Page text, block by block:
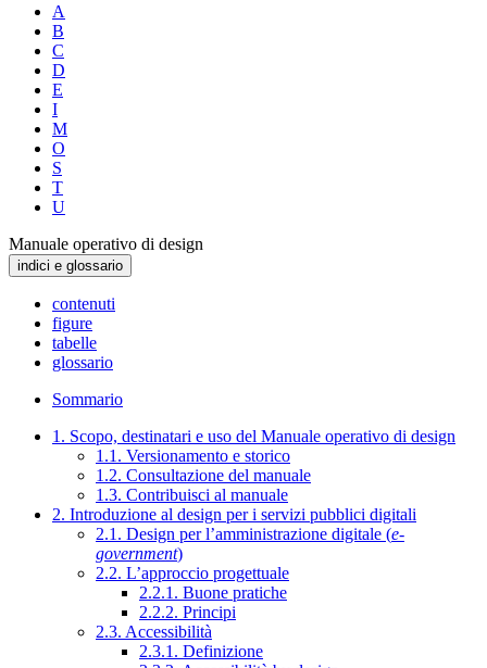
A
B
C
D
E
I
M
O
S
T
U
Manuale operativo di design
indici e glossario
contenuti
figure
tabelle
glossario
Sommario
1. Scopo, destinatari e uso del Manuale operativo di design
1.1. Versionamento e storico
1.2. Consultazione del manuale
1.3. Contribuisci al manuale
2. Introduzione al design per i servizi pubblici digitali
2.1. Design per l’amministrazione digitale (e-
government)
2.2. L’approccio progettuale
2.2.1. Buone pratiche
2.2.2. Principi
2.3. Accessibilità
2.3.1. Definizione